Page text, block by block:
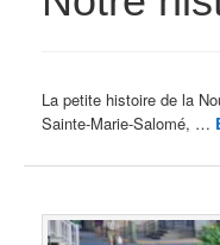
La petite histoire de la
Sainte-Marie-Salomé, …